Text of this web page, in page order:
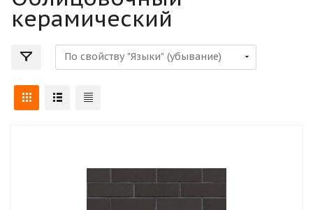
керамический